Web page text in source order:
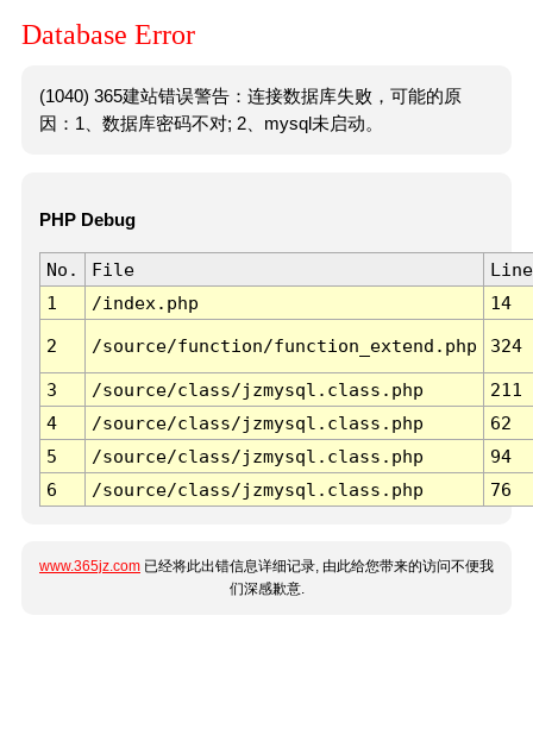
Database Error
(1040) 365建站错误警告：连接数据库失败，可能的原
因：1、数据库密码不对; 2、mysql未启动。
PHP Debug
No. File
Line
1
/index.php 14
2 /source/function/function_extend.php 324
3 /source/class/jzmysql.class.php
211
4
/source/class/jzmysql.class.php
62
5
/source/class/jzmysql.class.php
94
6
/source/class/jzmysql.class.php 76
www.365jz.com 已经将此出错信息详细记录, 由此给您带来的访问不便我
们深感歉意.